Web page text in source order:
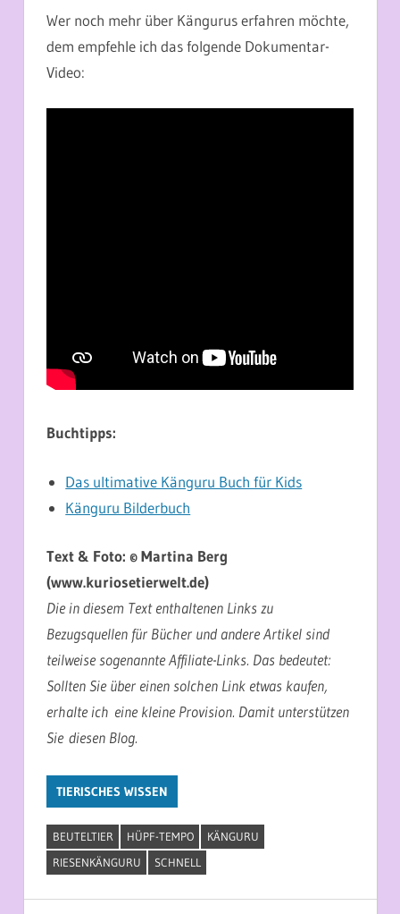
Wer noch mehr über Kängurus erfahren möchte,
dem empfehle ich das folgende Dokumentar-
Video:
Buchtipps:
Das ultimative Känguru Buch für Kids
Känguru Bilderbuch
Text & Foto: © Martina Berg
(www.kuriosetierwelt.de)
Die in diesem Text enthaltenen Links zu
Bezugsquellen für Bücher und andere Artikel sind
teilweise sogenannte Affiliate-Links. Das bedeutet:
Sollten Sie über einen solchen Link etwas kaufen,
erhalte ich eine kleine Provision. Damit unterstützen
Sie diesen Blog.
TIERISCHES WISSEN
BEUTELTIER HÜPF-TEMPO
KÄNGURU
RIESENKÄNGURU
SCHNELL